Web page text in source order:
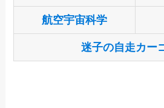
航空宇宙科学
迷子の自走カー